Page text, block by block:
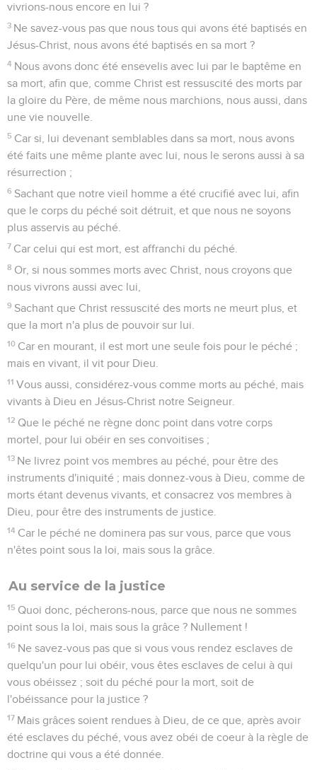
vivrions-nous encore en lui ?
3 Ne savez-vous pas que nous tous qui avons été baptisés en
Jésus-Christ, nous avons été baptisés en sa mort ?
4 Nous avons donc été ensevelis avec lui par le baptême en
sa mort, afin que, comme Christ est ressuscité des morts par
la gloire du Père, de même nous marchions, nous aussi, dans
une vie nouvelle.
5 Car si, lui devenant semblables dans sa mort, nous avons
été faits une même plante avec lui, nous le serons aussi à sa
résurrection ;
6 Sachant que notre vieil homme a été crucifié avec lui, afin
que le corps du péché soit détruit, et que nous ne soyons
plus asservis au péché.
7 Car celui qui est mort, est affranchi du péché.
8 Or, si nous sommes morts avec Christ, nous croyons que
nous vivrons aussi avec lui,
9 Sachant que Christ ressuscité des morts ne meurt plus, et
que la mort n'a plus de pouvoir sur lui.
10 Car en mourant, il est mort une seule fois pour le péché ;
mais en vivant, il vit pour Dieu.
11 Vous aussi, considérez-vous comme morts au péché, mais
vivants à Dieu en Jésus-Christ notre Seigneur.
12 Que le péché ne règne donc point dans votre corps
mortel, pour lui obéir en ses convoitises ;
13 Ne livrez point vos membres au péché, pour être des
instruments d'iniquité ; mais donnez-vous à Dieu, comme de
morts étant devenus vivants, et consacrez vos membres à
Dieu, pour être des instruments de justice.
14 Car le péché ne dominera pas sur vous, parce que vous
n'êtes point sous la loi, mais sous la grâce.
Au service de la justice
15 Quoi donc, pécherons-nous, parce que nous ne sommes
point sous la loi, mais sous la grâce ? Nullement !
16 Ne savez-vous pas que si vous vous rendez esclaves de
quelqu'un pour lui obéir, vous êtes esclaves de celui à qui
vous obéissez ; soit du péché pour la mort, soit de
l'obéissance pour la justice ?
17 Mais grâces soient rendues à Dieu, de ce que, après avoir
été esclaves du péché, vous avez obéi de coeur à la règle de
doctrine qui vous a été donnée.